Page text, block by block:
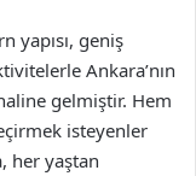
yapısı, geniş
Ankara’nın
gelmiştir. Hem
isteyenler
her yaştan